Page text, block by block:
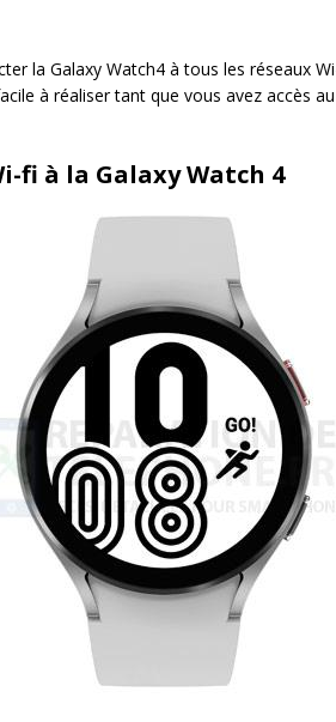
la Galaxy Watch4 à tous les réseaux
à réaliser tant que vous avez accès
fi à la Galaxy Watch 4